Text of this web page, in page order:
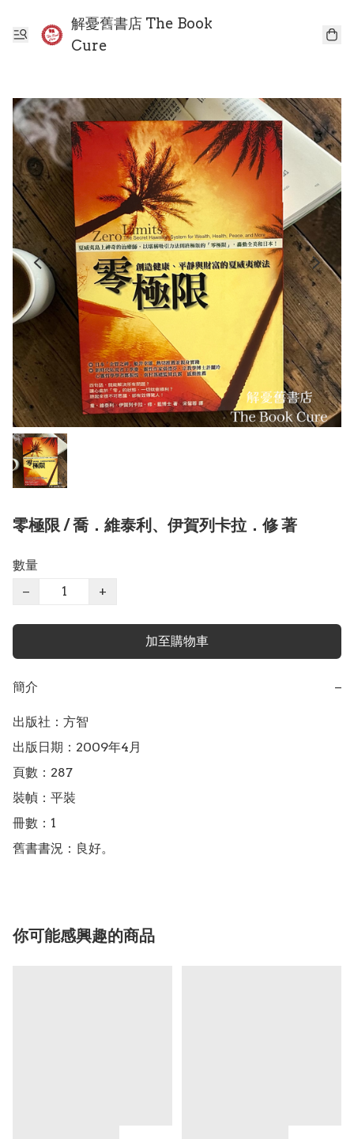
解憂舊書店 The Book
Cure
零極限 / 喬．維泰利、伊賀列卡拉．修 著
數量
−
+
加至購物車
簡介 −
出版社：方智
出版日期：2009年4月
頁數：287
裝幀：平裝
冊數：1
舊書書況：良好。
你可能感興趣的商品